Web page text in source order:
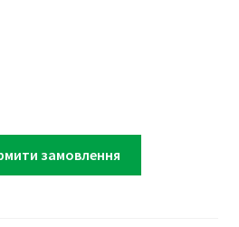
замовлення